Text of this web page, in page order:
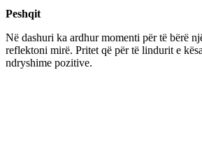
Peshqit
Në dashuri ka ardhur momenti për të bërë
reflektoni mirë. Pritet që për të lindurit e
ndryshime pozitive.